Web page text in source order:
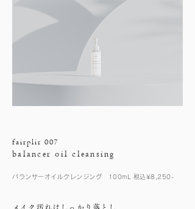
fairplir 007
balancer oil cleansing
バランサーオイルクレンジング 100mL 税込¥8,250-
メイク汚れはしっかり落とし、